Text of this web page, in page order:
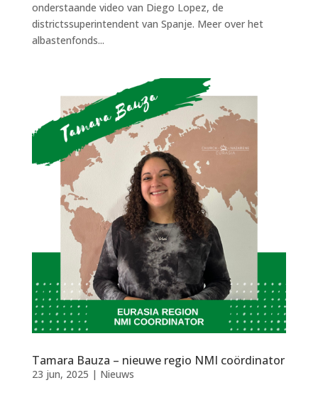
onderstaande video van Diego Lopez, de
districtssuperintendent van Spanje. Meer over het
albastenfonds...
Tamara Bauza – nieuwe regio NMI coördinator
23 jun, 2025 | Nieuws